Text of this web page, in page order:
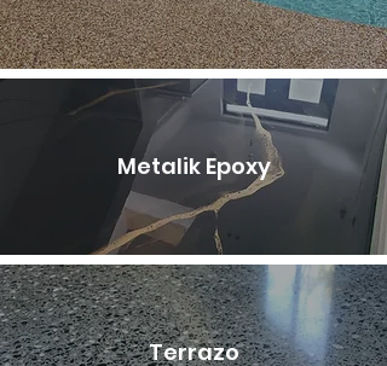
Metalik Epoxy
Terrazo